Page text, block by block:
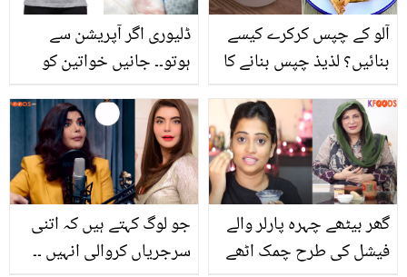
بنائیں بس بتائی کئی ان 5
آسان ٹِپس سے
ڈلیوری اگر آپریشن سے
ہوتو۔۔ جانیں خواتین کو
کا استعمال کرنا چاہیئے اور
کن باتوں سے احتیاط
ضروری ہے؟
آلو کے چپس کرکرے کیسے
بنائیں؟ لذیذ چپس بنانے کا
طریقہ پوچھے بغیر رہ نہ
پائے
جو لوگ کہتے ہیں کہ اتنی
سرجریاں کروالی انہیں ۔۔
گھر بیٹھے چہرہ پارلر والے
فیشل کی طرح چمک اٹھے